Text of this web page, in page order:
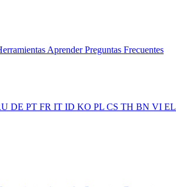
AprenderPreguntas Frecuentes
DE PT FR IT ID KO PL CS TH BN VI EL